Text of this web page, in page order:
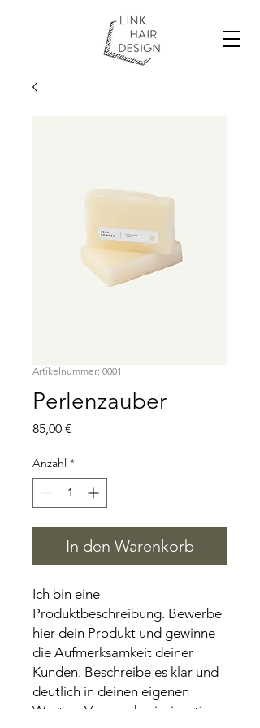
Artikelnummer: 0001
Perlenzauber
85,00 €
Anzahl *
In den Warenkorb
Ich bin eine
Produktbeschreibung. Bewerbe
hier dein Produkt und gewinne
die Aufmerksamkeit deiner
Kunden. Beschreibe es klar und
deutlich in deinen eigenen
Worten. Verwende einzigartige